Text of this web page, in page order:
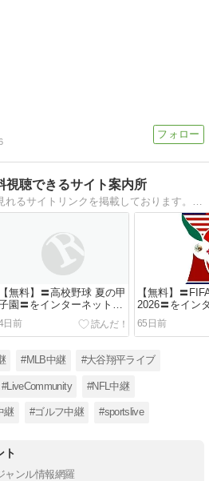
視聴できるサイト案内所
【無料】〓高校野球 夏の甲
園〓をインターネットで
視聴する方法
日前
【無料】〓
2026〓をイン
視聴する方法<
65日前
#MLB中継 #大谷翔平ライブ
#LiveCommunity #NFL中継
継 #ゴルフ中継 #sportslive
ト
ャンル情報網羅